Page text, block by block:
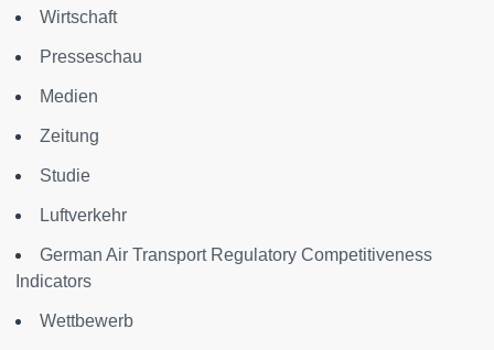
Wirtschaft
Presseschau
Medien
Zeitung
Studie
Luftverkehr
German Air Transport Regulatory Competitiveness
Indicators
Wettbewerb